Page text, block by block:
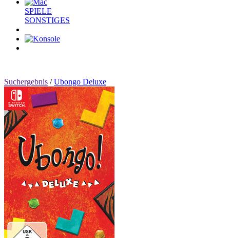
SPIELE
SONSTIGES
Suchergebnis /Ubongo Deluxe